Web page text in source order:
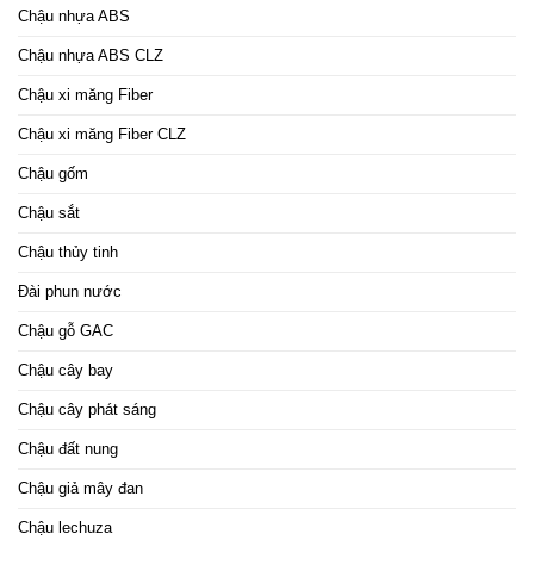
Chậu nhựa ABS
Chậu nhựa ABS CLZ
Chậu xi măng Fiber
Chậu xi măng Fiber CLZ
Chậu gốm
Chậu sắt
Chậu thủy tinh
Đài phun nước
Chậu gỗ GAC
Chậu cây bay
Chậu cây phát sáng
Chậu đất nung
Chậu giả mây đan
Chậu lechuza